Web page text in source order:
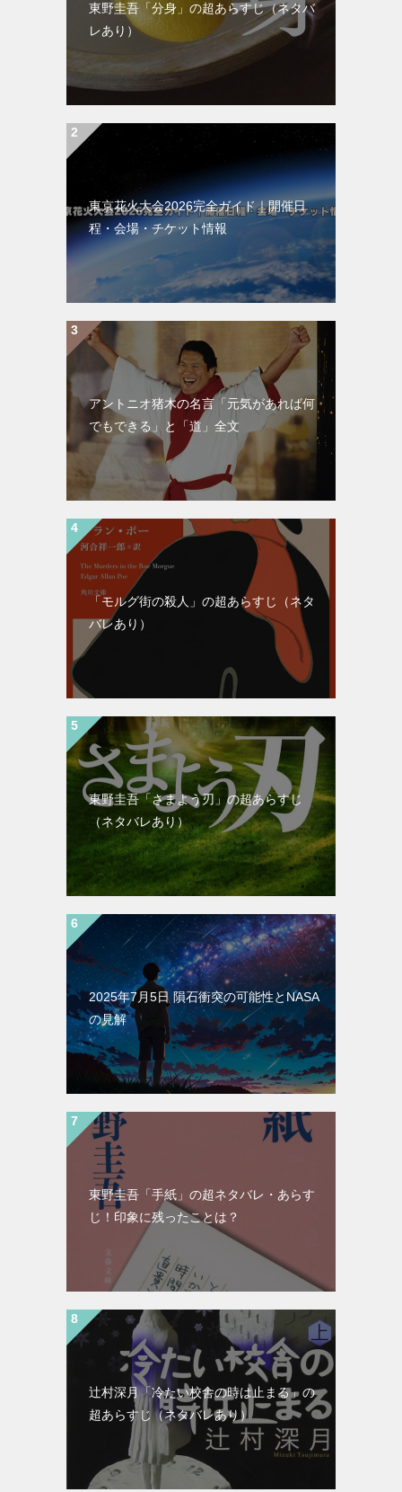
東野圭吾「分身」の超あらすじ（ネタバ
レあり）
東京花火大会2026完全ガイド｜開催日
程・会場・チケット情報
アントニオ猪木の名言「元気があれば何
でもできる」と「道」全文
「モルグ街の殺人」の超あらすじ（ネタ
バレあり）
東野圭吾「さまよう刃」の超あらすじ
（ネタバレあり）
2025年7月5日 隕石衝突の可能性とNASA
の見解
東野圭吾「手紙」の超ネタバレ・あらす
じ！印象に残ったことは？
辻村深月「冷たい校舎の時は止まる」の
超あらすじ（ネタバレあり）